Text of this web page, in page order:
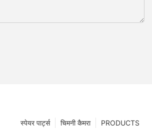
PRODUCTS
चिमनी कैमरा
स्पेयर पार्ट्स